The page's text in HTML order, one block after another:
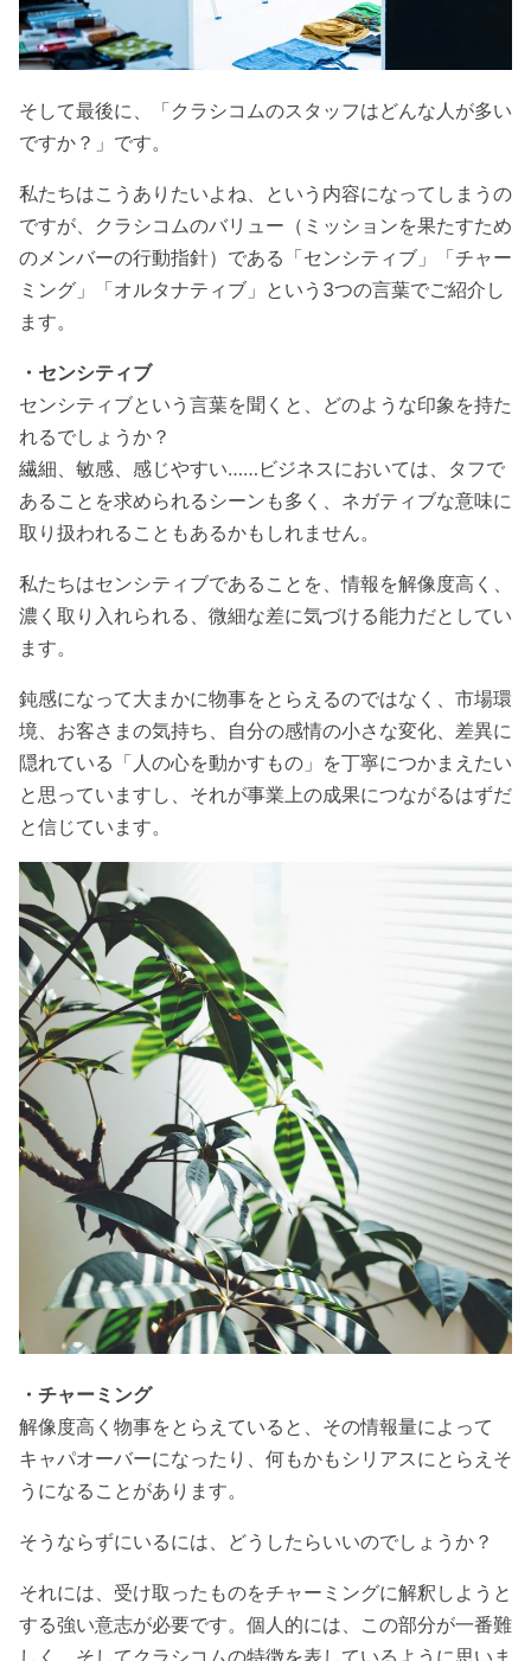
そして最後に、「クラシコムのスタッフはどんな人が多い
ですか？」です。
私たちはこうありたいよね、という内容になってしまうの
ですが、クラシコムのバリュー（ミッションを果たすため
のメンバーの行動指針）である「センシティブ」「チャー
ミング」「オルタナティブ」という3つの言葉でご紹介し
ます。
・センシティブ
センシティブという言葉を聞くと、どのような印象を持た
れるでしょうか？
繊細、敏感、感じやすい……ビジネスにおいては、タフで
あることを求められるシーンも多く、ネガティブな意味に
取り扱われることもあるかもしれません。
私たちはセンシティブであることを、情報を解像度高く、
濃く取り入れられる、微細な差に気づける能力だとしてい
ます。
鈍感になって大まかに物事をとらえるのではなく、市場環
境、お客さまの気持ち、自分の感情の小さな変化、差異に
隠れている「人の心を動かすもの」を丁寧につかまえたい
と思っていますし、それが事業上の成果につながるはずだ
と信じています。
・チャーミング
解像度高く物事をとらえていると、その情報量によって
キャパオーバーになったり、何もかもシリアスにとらえそ
うになることがあります。
そうならずにいるには、どうしたらいいのでしょうか？
それには、受け取ったものをチャーミングに解釈しようと
する強い意志が必要です。個人的には、この部分が一番難